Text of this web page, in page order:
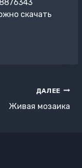
скачать
ДАЛЕЕ
Живая мозаика